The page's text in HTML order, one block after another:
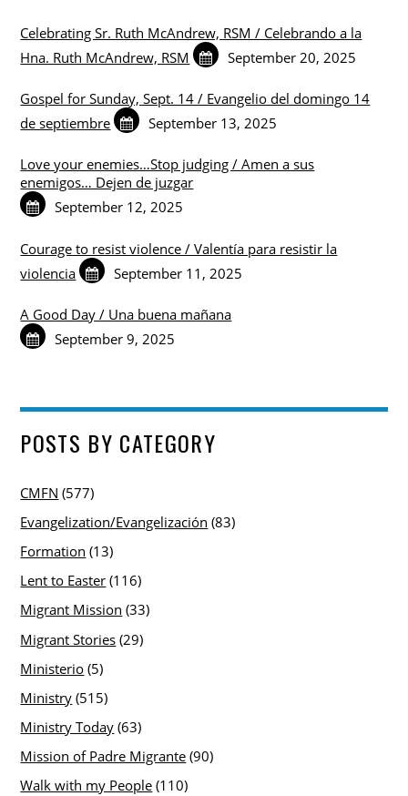
Celebrating Sr. Ruth McAndrew, RSM / Celebrando a la
Hna. Ruth McAndrew, RSM
September 20, 2025
Gospel for Sunday, Sept. 14 / Evangelio del domingo 14
de septiembre
September 13, 2025
Love your enemies…Stop judging / Amen a sus
enemigos… Dejen de juzgar
September 12, 2025
Courage to resist violence / Valentía para resistir la
violencia
September 11, 2025
A Good Day / Una buena mañana
September 9, 2025
POSTS BY CATEGORY
CMFN (577)
Evangelization/Evangelización (83)
Formation (13)
Lent to Easter (116)
Migrant Mission (33)
Migrant Stories (29)
Ministerio (5)
Ministry (515)
Ministry Today (63)
Mission of Padre Migrante (90)
Walk with my People (110)